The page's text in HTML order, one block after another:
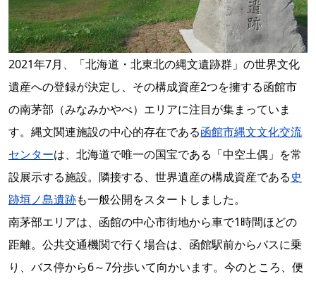
2021年7月、「北海道・北東北の縄文遺跡群」の世界文化
遺産への登録が決定し、その構成資産2つを擁する函館市
の南茅部（みなみかやべ）エリアに注目が集まっていま
す。縄文関連施設の中心的存在である函館市縄文文化交流
センターは、北海道で唯一の国宝である「中空土偶」を常
設展示する施設。隣接する、世界遺産の構成資産である史
跡垣ノ島遺跡も一般公開をスタートしました。
南茅部エリアは、函館の中心市街地から車で1時間ほどの
距離。公共交通機関で行く場合は、函館駅前からバスに乗
り、バス停から6～7分歩いて向かいます。今のところ、便